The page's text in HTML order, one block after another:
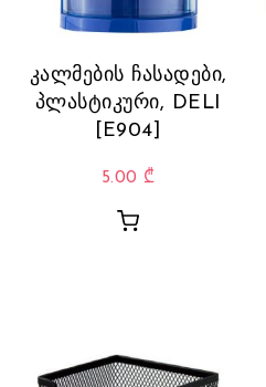
კალმების ჩასადები,
პლასტიკური, DELI
[E904]
5.00 ₾